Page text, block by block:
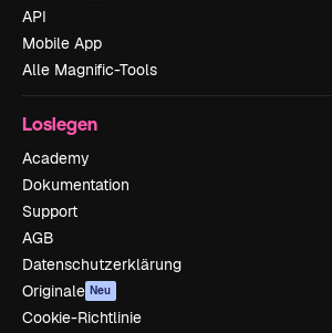
API
Mobile App
Alle Magnific-Tools
Loslegen
Academy
Dokumentation
Support
AGB
Datenschutzerklärung
Originale Neu
Cookie-Richtlinie